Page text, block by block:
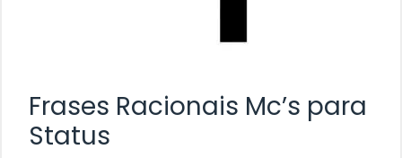
Frases Racionais Mc’s para
Status